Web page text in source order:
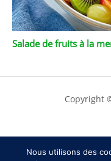
Salade de fruits à la
Copyright
Nous utilisons des